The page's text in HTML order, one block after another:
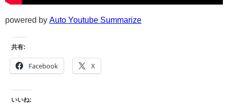
powered by Auto Youtube Summarize
共有:
Facebook X
いいね: